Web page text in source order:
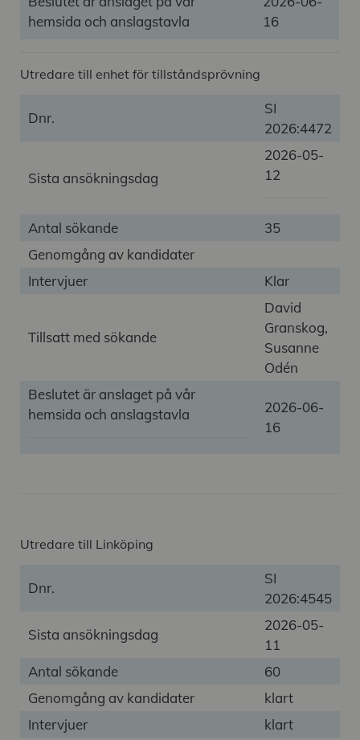
hemsida och anslagstavla
16
Utredare till enhet för tillståndsprövning
Dnr.
SI
2026:4472
Sista ansökningsdag
2026-05-
12
Antal sökande
35
Genomgång av kandidater
Intervjuer
Klar
Tillsatt med sökande
David
Granskog,
Susanne
Odén
Beslutet är anslaget på vår
hemsida och anslagstavla
2026-06-
16
Utredare till Linköping
Dnr.
SI
2026:4545
Sista ansökningsdag
2026-05-
11
Antal sökande
60
Genomgång av kandidater
klart
Intervjuer
klart